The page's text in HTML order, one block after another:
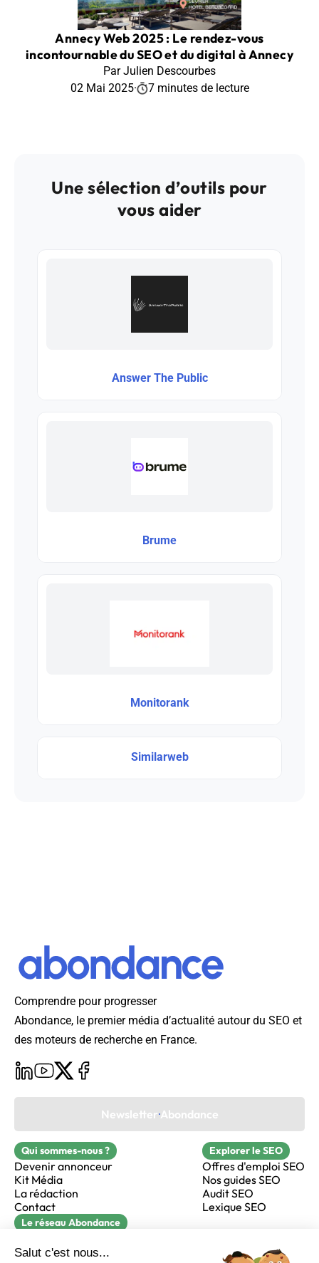
Annecy Web 2025 : Le rendez-vous
incontournable du SEO et du digital à Annecy
Par Julien Descourbes
02 Mai 2025· 7 minutes de lecture
Une sélection d’outils pour
vous aider
Answer The Public
Brume
Monitorank
Similarweb
Comprendre pour progresser
Abondance, le premier média d’actualité autour du SEO et
des moteurs de recherche en France.
Newsletter Abondance
Qui sommes-nous ?
Devenir annonceur
Kit Média
La rédaction
Contact
Explorer le SEO
Offres d'emploi SEO
Nos guides SEO
Audit SEO
Lexique SEO
Le réseau Abondance
Réacteur